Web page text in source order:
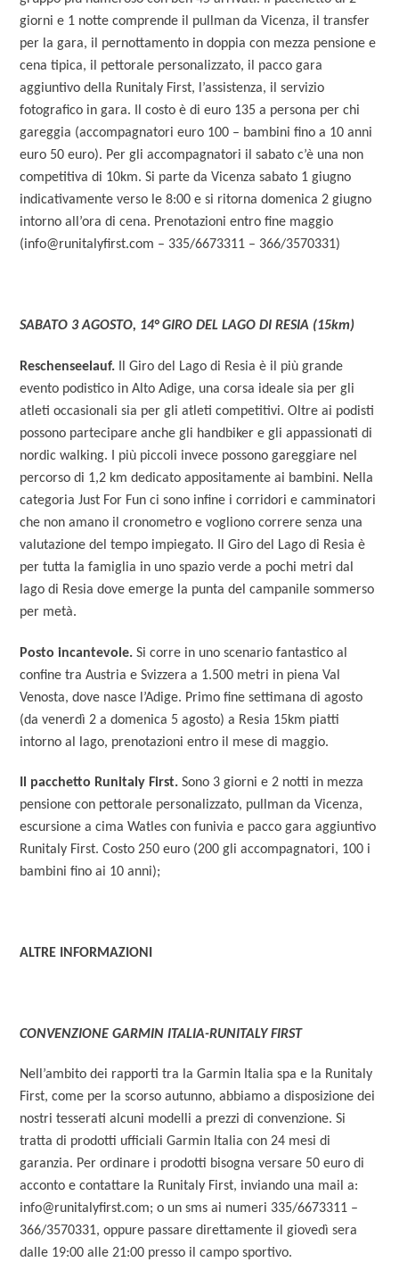
giorni e 1 notte comprende il pullman da Vicenza, il transfer
per la gara, il pernottamento in doppia con mezza pensione e
cena tipica, il pettorale personalizzato, il pacco gara
aggiuntivo della Runitaly First, l’assistenza, il servizio
fotografico in gara. Il costo è di euro 135 a persona per chi
gareggia (accompagnatori euro 100 – bambini fino a 10 anni
euro 50 euro). Per gli accompagnatori il sabato c’è una non
competitiva di 10km. Si parte da Vicenza sabato 1 giugno
indicativamente verso le 8:00 e si ritorna domenica 2 giugno
intorno all’ora di cena. Prenotazioni entro fine maggio
(info@runitalyfirst.com – 335/6673311 – 366/3570331)
SABATO 3 AGOSTO, 14° GIRO DEL LAGO DI RESIA (15km)
Reschenseelauf. Il Giro del Lago di Resia è il più grande
evento podistico in Alto Adige, una corsa ideale sia per gli
atleti occasionali sia per gli atleti competitivi. Oltre ai podisti
possono partecipare anche gli handbiker e gli appassionati di
nordic walking. I più piccoli invece possono gareggiare nel
percorso di 1,2 km dedicato appositamente ai bambini. Nella
categoria Just For Fun ci sono infine i corridori e camminatori
che non amano il cronometro e vogliono correre senza una
valutazione del tempo impiegato. Il Giro del Lago di Resia è
per tutta la famiglia in uno spazio verde a pochi metri dal
lago di Resia dove emerge la punta del campanile sommerso
per metà.
Posto incantevole. Si corre in uno scenario fantastico al
confine tra Austria e Svizzera a 1.500 metri in piena Val
Venosta, dove nasce l’Adige. Primo fine settimana di agosto
(da venerdì 2 a domenica 5 agosto) a Resia 15km piatti
intorno al lago, prenotazioni entro il mese di maggio.
Il pacchetto Runitaly First. Sono 3 giorni e 2 notti in mezza
pensione con pettorale personalizzato, pullman da Vicenza,
escursione a cima Watles con funivia e pacco gara aggiuntivo
Runitaly First. Costo 250 euro (200 gli accompagnatori, 100 i
bambini fino ai 10 anni);
ALTRE INFORMAZIONI
CONVENZIONE GARMIN ITALIA-RUNITALY FIRST
Nell’ambito dei rapporti tra la Garmin Italia spa e la Runitaly
First, come per la scorso autunno, abbiamo a disposizione dei
nostri tesserati alcuni modelli a prezzi di convenzione. Si
tratta di prodotti ufficiali Garmin Italia con 24 mesi di
garanzia. Per ordinare i prodotti bisogna versare 50 euro di
acconto e contattare la Runitaly First, inviando una mail a:
info@runitalyfirst.com; o un sms ai numeri 335/6673311 –
366/3570331, oppure passare direttamente il giovedì sera
dalle 19:00 alle 21:00 presso il campo sportivo.